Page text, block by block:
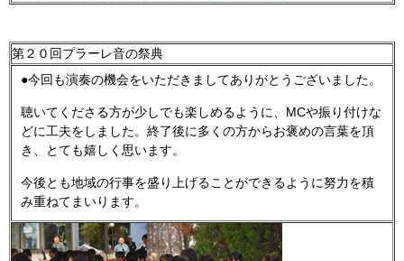
第２０回プラーレ音の祭典
●今回も演奏の機会をいただきましてありがとうございました。
聴いてくださる方が少しでも楽しめるように、MCや振り付けな
どに工夫をしました。終了後に多くの方からお褒めの言葉を頂
き、とても嬉しく思います。
今後とも地域の行事を盛り上げることができるように努力を積
み重ねてまいります。